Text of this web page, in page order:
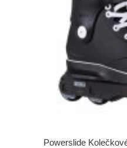
Powerslide